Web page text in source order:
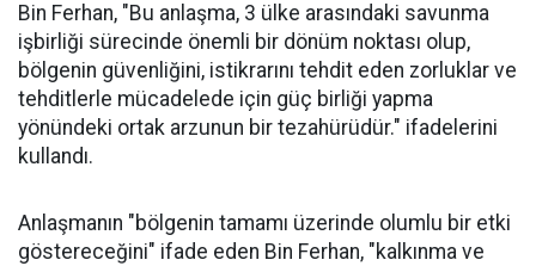
Bin Ferhan, "Bu anlaşma, 3 ülke arasındaki savunma
işbirliği sürecinde önemli bir dönüm noktası olup,
bölgenin güvenliğini, istikrarını tehdit eden zorluklar ve
tehditlerle mücadelede için güç birliği yapma
yönündeki ortak arzunun bir tezahürüdür." ifadelerini
kullandı.
Anlaşmanın "bölgenin tamamı üzerinde olumlu bir etki
göstereceğini" ifade eden Bin Ferhan, "kalkınma ve